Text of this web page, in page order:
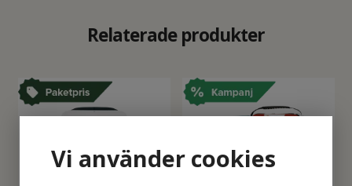
Vi använder cookies
Hjärtstartare Lifepak CR2 Wi-FI,
Inkl. ett par elektroder och ett batteri. 8
års produktgaranti. Kan anslutas till Wi-
om allt som skulle kunna påverka
Relaterade produkter